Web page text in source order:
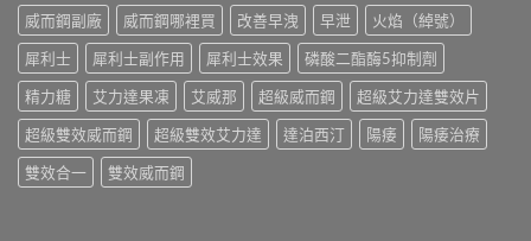
與
香
港
購
指
南〉
中
威而鋼副廠
威而鋼哪裡買 改善早洩 早泄
火焰（綽號）
犀利士
犀利士副作用 犀利士效果
磷酸二酯酶5抑制劑
精力糖
艾力達果凍 艾威那 超級威而鋼
超級艾力達雙效片
超級雙效威而鋼
超級雙效艾力達 達泊西汀 陽痿
陽痿治療
雙效合一
雙效威而鋼